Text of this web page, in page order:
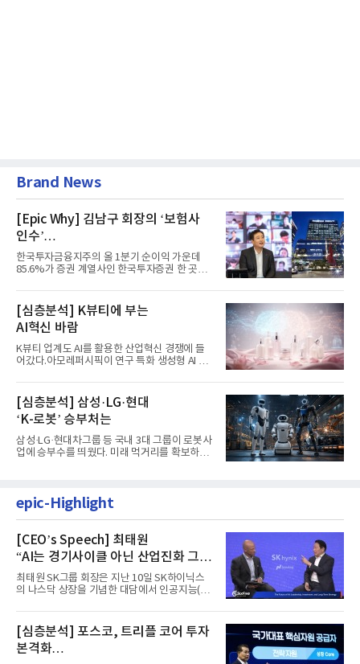
Brand News
[Epic Why] 김남구 회장의 ‘보험사
인수’
발걸음이 신중해진 배경은?
한국투자금융지주의 올 1분기 순이익 가운데
85.6%가 증권 계열사인 한국투자증권 한 곳에
[심층분석] K뷰티에 부는
AI혁신 바람
K뷰티 업계도 AI를 활용한 산업혁신 경쟁에 들
어갔다.아모레퍼시픽이 연구 특화 생성형 AI 플
[심층분석] 삼성·LG·현대
‘K-로봇’ 승부처는
삼성·LG·현대차그룹 등 국내 3대 그룹이 로봇사
업에 승부수를 띄웠다. 미래 먹거리를 확보하기
epic-Highlight
[CEO’s Speech] 최태원
“AI는 경기사이클 아닌 산업진화 그
자체”
최태원 SK그룹 회장은 지난 10일 SK하이닉스
의 나스닥 상장을 기념한 대담에서 인공지능(AI)
[심층분석] 포스코, 트리플 코어 투자
본격화